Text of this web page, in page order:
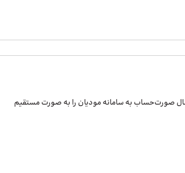
صورت‌حساب به سامانه مودیان را به صورت مستقیم